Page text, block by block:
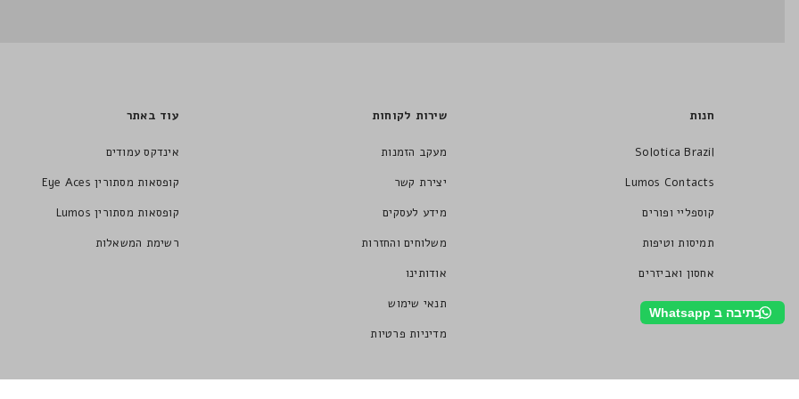
חנות
Solotica Brazil
Lumos Contacts
קוספליי ופורים
תמיסות וטיפות
אחסון ואביזרים
שירות לקוחות
מעקב הזמנות
יצירת קשר
מידע לעסקים
משלוחים והחזרות
אודותינו
תנאי שימוש
מדיניות פרטיות
עוד באתר
אינדקס עמודים
קופסאות מסתורין Eye Aces
קופסאות מסתורין Lumos
רשימת המשאלות
כתיבה ב Whatsapp